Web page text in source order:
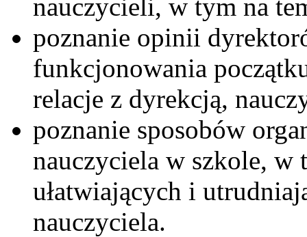
nauczycieli, w tym na
poznanie opinii
funkcjonowania
relacje z dyrekcją,
poznanie sposobów
nauczyciela w szkole,
ułatwiających i
nauczyciela.